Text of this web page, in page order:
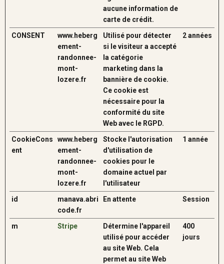
aucune information de
carte de crédit.
CONSENT
www.heberg
ement-
randonnee-
mont-
lozere.fr
Utilisé pour détecter
si le visiteur a accepté
la catégorie
marketing dans la
bannière de cookie.
Ce cookie est
nécessaire pour la
conformité du site
Web avec le RGPD.
2 années
CookieCons
ent
www.heberg
ement-
randonnee-
mont-
lozere.fr
Stocke l'autorisation
d'utilisation de
cookies pour le
domaine actuel par
l'utilisateur
1 année
id
manava.abri
code.fr
En attente Session
m Stripe
Détermine l'appareil
utilisé pour accéder
au site Web. Cela
permet au site Web
400
jours